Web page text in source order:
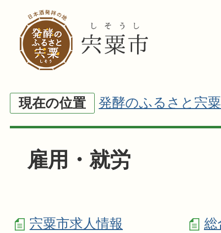
現在の位置 発酵のふるさと宍粟
雇用・就労
宍粟市求人情報
総